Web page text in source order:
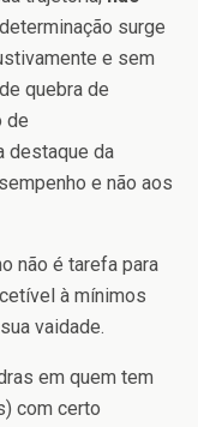
surge
e sem
quebra de
de
destaque da
e não aos
não é tarefa para
à mínimos
vaidade.
em quem tem
com certo